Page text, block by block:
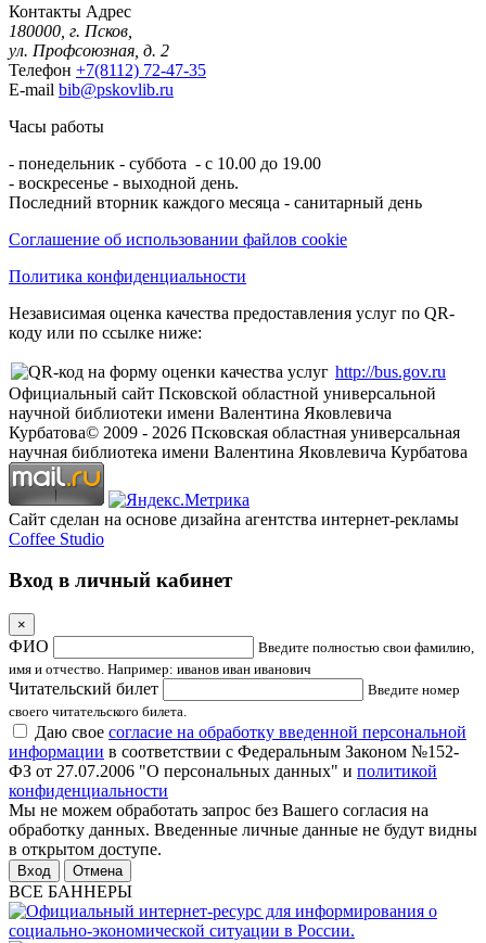
Контакты Адрес
180000, г. Псков,
ул. Профсоюзная, д. 2
Телефон +7(8112) 72-47-35
E-mail bib@pskovlib.ru
Часы работы
- понедельник - суббота - с 10.00 до 19.00
- воскресенье - выходной день.
Последний вторник каждого месяца - санитарный день
Соглашение об использовании файлов cookie
Политика конфиденциальности
Независимая оценка качества предоставления услуг по QR-
коду или по ссылке ниже:
http://bus.gov.ru
Официальный сайт Псковской областной универсальной
научной библиотеки имени Валентина Яковлевича
Курбатова© 2009 - 2026 Псковская областная универсальная
научная библиотека имени Валентина Яковлевича Курбатова
Сайт сделан на основе дизайна агентства интернет-рекламы
Coffee Studio
Вход в личный кабинет
×
ФИО
Введите полностью свои фамилию,
имя и отчество. Например: иванов иван иванович
Читательский билет
Введите номер
своего читательского билета.
Даю свое согласие на обработку введенной персональной
информации в соответствии с Федеральным Законом №152-
ФЗ от 27.07.2006 "О персональных данных" и политикой
конфиденциальности
Мы не можем обработать запрос без Вашего согласия на
обработку данных. Введенные личные данные не будут видны
в открытом доступе.
Отмена
ВСЕ БАННЕРЫ